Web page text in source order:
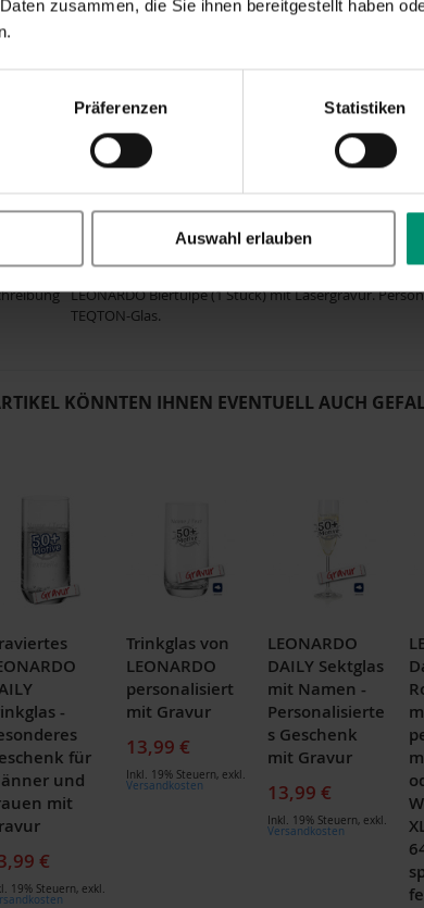
zusammen, die Sie ihnen bereitgestellt haben
Präferenzen Statistiken
Auswahl erlauben
Hochzeitstag
Die Größe der Gravur und die Position variieren
Motiv. Die Gravur kann von dem Beispielfoto abweichen.
063318
Bierglas,Trinkglas
LEONARDO Biertulpe (1 Stück) mit Lasergravur.
TEQTON-Glas.
KÖNNTEN IHNEN EVENTUELL AUCH
-
für
und
mit
€
19% Steuern, exkl.
Trinkglas von
LEONARDO
personalisiert
mit Gravur
13,99 €
Inkl. 19% Steuern, exkl.
Versandkosten
LEONARDO
DAILY Sektglas
mit Namen -
Personalisierte
s Geschenk
mit Gravur
13,99 €
Inkl. 19% Steuern, exkl.
Versandkosten